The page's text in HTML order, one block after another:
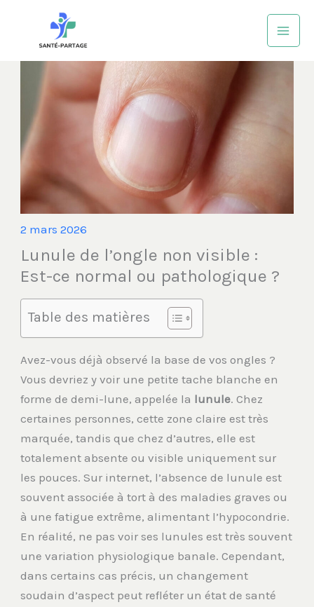
contenu
2 mars 2026
Lunule de l’ongle non visible :
Est-ce normal ou pathologique ?
Table des matières
Avez-vous déjà observé la base de vos ongles ?
Vous devriez y voir une petite tache blanche en
forme de demi-lune, appelée la lunule. Chez
certaines personnes, cette zone claire est très
marquée, tandis que chez d’autres, elle est
totalement absente ou visible uniquement sur
les pouces. Sur internet, l’absence de lunule est
souvent associée à tort à des maladies graves ou
à une fatigue extrême, alimentant l’hypocondrie.
En réalité, ne pas voir ses lunules est très souvent
une variation physiologique banale. Cependant,
dans certains cas précis, un changement
soudain d’aspect peut refléter un état de santé